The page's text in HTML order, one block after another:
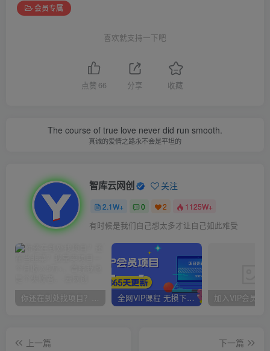
会员专属
喜欢就支持一下吧
点赞 66 分享 收藏
The course of true love never did run smooth.
真诚的爱情之路永不会是平坦的
智库云网创 关注
2.1W+ 0 2 1125W+
有时候是我们自己想太多才让自己如此难受
你还在到处找项目？还在当韭菜？我靠卖项目一个月收入5万+，曾经我也是个失败者。 全网VIP课程 无损下载~
上一篇
下一篇